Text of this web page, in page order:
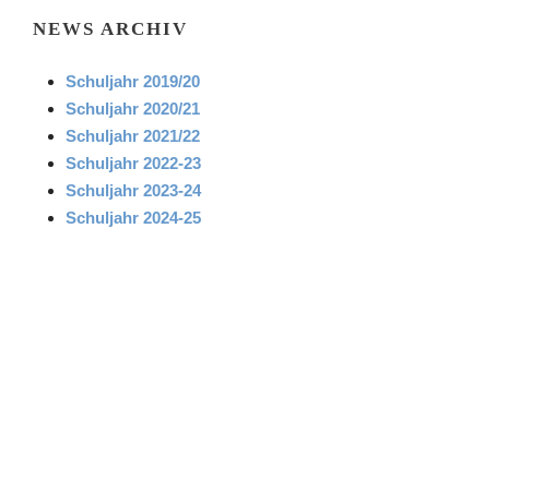
NEWS ARCHIV
Schuljahr 2019/20
Schuljahr 2020/21
Schuljahr 2021/22
Schuljahr 2022-23
Schuljahr 2023-24
Schuljahr 2024-25